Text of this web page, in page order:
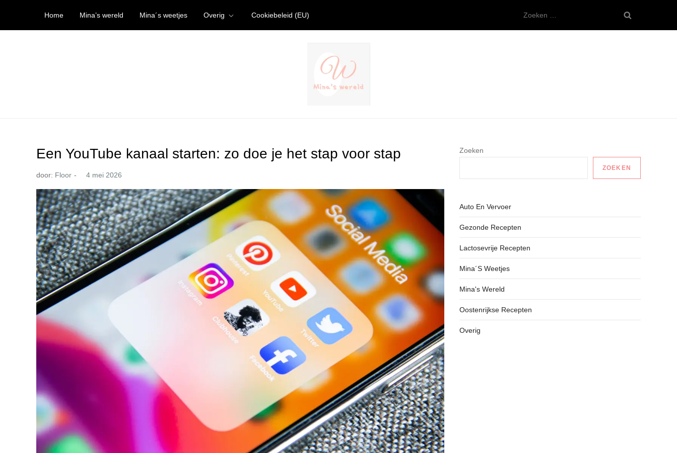
de
Home Mina’s wereld Mina´s weetjes Overig Cookiebeleid (EU)
naar:
Een YouTube kanaal starten: zo doe je het stap voor stap
door: Floor
Zoeken
ZOEKEN
Auto En Vervoer
Gezonde Recepten
Lactosevrije Recepten
Mina´s Weetjes
Mina's Wereld
Oostenrijkse Recepten
Overig